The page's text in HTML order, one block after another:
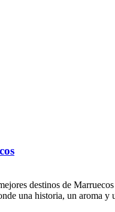
destinos de
una historia, un aroma